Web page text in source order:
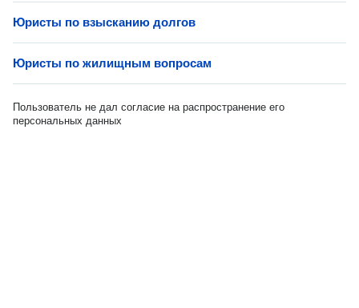
Юристы по взысканию долгов
Юристы по жилищным вопросам
Пользователь не дал согласие на распространение его
персональных данных